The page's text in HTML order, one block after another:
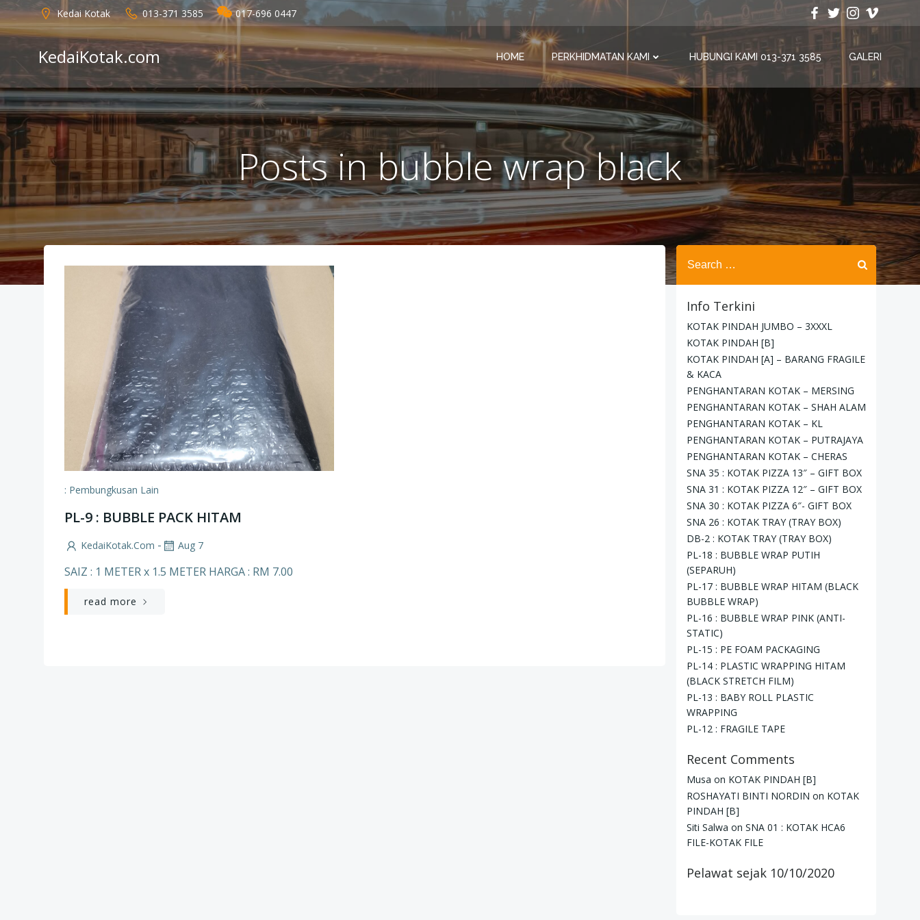
Skip
to
content
Kedai Kotak 013-371 3585 017-696 0447
KedaiKotak.com HOME PERKHIDMATAN KAMI HUBUNGI KAMI 013-371 3585 GALERI
Posts in bubble wrap black
: Pembungkusan Lain
PL-9 : BUBBLE PACK HITAM
KedaiKotak.com - Aug 7
SAIZ : 1 METER x 1.5 METER HARGA : RM 7.00
read more
Search
for:
Info Terkini
KOTAK PINDAH JUMBO – 3XXXL
KOTAK PINDAH [B]
KOTAK PINDAH [A] – BARANG FRAGILE
& KACA
PENGHANTARAN KOTAK – MERSING
PENGHANTARAN KOTAK – SHAH ALAM
PENGHANTARAN KOTAK – KL
PENGHANTARAN KOTAK – PUTRAJAYA
PENGHANTARAN KOTAK – CHERAS
SNA 35 : KOTAK PIZZA 13″ – GIFT BOX
SNA 31 : KOTAK PIZZA 12″ – GIFT BOX
SNA 30 : KOTAK PIZZA 6″- GIFT BOX
SNA 26 : KOTAK TRAY (TRAY BOX)
DB-2 : KOTAK TRAY (TRAY BOX)
PL-18 : BUBBLE WRAP PUTIH
(SEPARUH)
PL-17 : BUBBLE WRAP HITAM (BLACK
BUBBLE WRAP)
PL-16 : BUBBLE WRAP PINK (ANTI-
STATIC)
PL-15 : PE FOAM PACKAGING
PL-14 : PLASTIC WRAPPING HITAM
(BLACK STRETCH FILM)
PL-13 : BABY ROLL PLASTIC
WRAPPING
PL-12 : FRAGILE TAPE
Recent Comments
Musa on KOTAK PINDAH [B]
ROSHAYATI BINTI NORDIN on KOTAK
PINDAH [B]
Siti Salwa on SNA 01 : KOTAK HCA6
FILE-KOTAK FILE
Pelawat sejak 10/10/2020